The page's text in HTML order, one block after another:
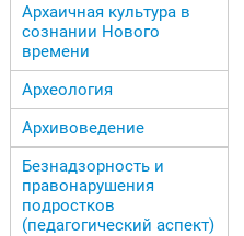
Архаичная культура в
сознании Нового
времени
Археология
Архивоведение
Безнадзорность и
правонарушения
подростков
(педагогический аспект)